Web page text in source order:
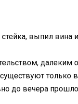
выпил вина
далеким
только
до вечера